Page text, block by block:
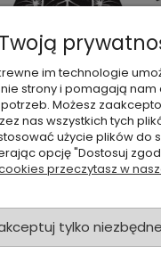
naszejgrupy
im technologie
strony i pomagają
Możesz
nas wszystkich tych
użycie plików do
opcję "Dostosuj
przeczytasz w
tylko